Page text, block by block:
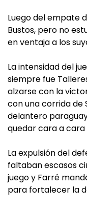
Luego del empate
Bustos, pero no
en ventaja a los
La intensidad del
siempre fue
alzarse con la
con una corrida de
delantero
quedar cara a cara
La expulsión del
faltaban escasos
juego y Farré
para fortalecer la